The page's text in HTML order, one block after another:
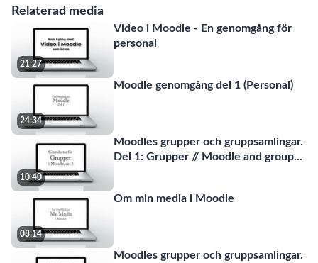
Relaterad media
21:27
Video i Moodle - En genomgång för
personal
24:34
Moodle genomgång del 1 (Personal)
10:40
Moodles grupper och gruppsamlingar.
Del 1: Grupper // Moodle and group...
08:14
Om min media i Moodle
Moodles grupper och gruppsamlingar.